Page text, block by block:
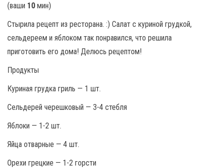
(ваши 10 мин)
Стырила рецепт из ресторана. :) Салат с куриной грудкой,
сельдереем и яблоком так понравился, что решила
приготовить его дома! Делюсь рецептом!
Продукты
Куриная грудка гриль — 1 шт.
Сельдерей черешковый — 3-4 стебля
Яблоки — 1-2 шт.
Яйца отварные — 4 шт.
Орехи грецкие — 1-2 горсти